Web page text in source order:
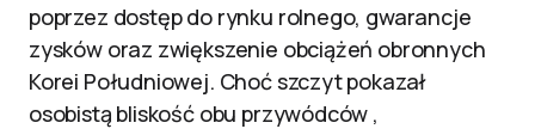
poprzez dostęp do rynku rolnego, gwarancje
zysków oraz zwiększenie obciążeń obronnych
Korei Południowej. Choć szczyt pokazał
osobistą bliskość obu przywódców ,